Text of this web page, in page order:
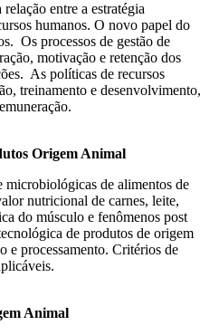
relação entre a estratégia
humanos. O novo papel do
Os processos de gestão de
motivação e retenção dos
As políticas de recursos
treinamento e desenvolvimento,
Origem Animal
microbiológicas de alimentos de
nutricional de carnes, leite,
do músculo e fenômenos post
de produtos de origem
e processamento. Critérios de
Animal